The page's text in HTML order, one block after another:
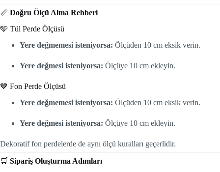
📏 Doğru Ölçü Alma Rehberi
🩵 Tül Perde Ölçüsü
Yere değmemesi isteniyorsa: Ölçüden 10 cm eksik verin.
Yere değmesi isteniyorsa: Ölçüye 10 cm ekleyin.
💙 Fon Perde Ölçüsü
Yere değmemesi isteniyorsa: Ölçüden 10 cm eksik verin.
Yere değmesi isteniyorsa: Ölçüye 10 cm ekleyin.
Dekoratif fon perdelerde de aynı ölçü kuralları geçerlidir.
🛒 Sipariş Oluşturma Adımları